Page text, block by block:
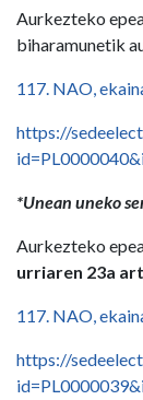
Aurkezteko
biharamunetik
117. NAO,
https://
*Unean uneko
Aurkezteko
urriaren 23a
117. NAO,
https://